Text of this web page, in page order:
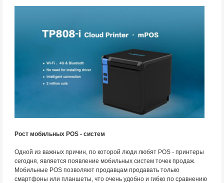
Рост мобильных POS - систем
Одной из важных причин, по которой люди любят POS - принтеры
сегодня, является появление мобильных систем точек продаж.
Мобильные POS позволяют продавцам продавать только
смартфоны или планшеты, что очень удобно и гибко по сравнению